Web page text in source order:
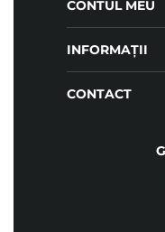
CONTUL MEU
INFORMAȚII
CONTACT